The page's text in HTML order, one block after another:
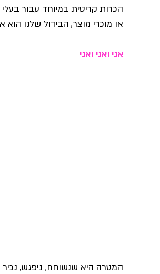
הכרות קריטית במיוחד עבור
או מוכרי מוצר, הבידול שלנו הוא
אני ואני ואני
המטרה היא שנשוחח, ניפגש,